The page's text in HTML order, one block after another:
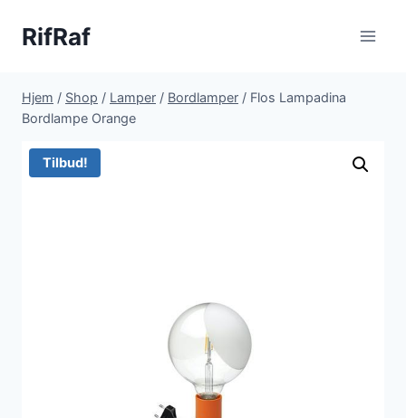
RifRaf
Hjem / Shop / Lamper / Bordlamper / Flos Lampadina
Bordlampe Orange
Tilbud!